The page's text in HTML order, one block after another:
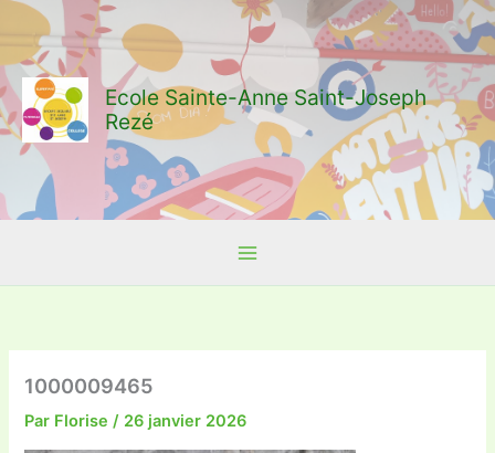
Aller
contenu
Ecole Sainte-Anne Saint-Joseph
Rezé
1000009465
Par Florise/ 26 janvier 2026